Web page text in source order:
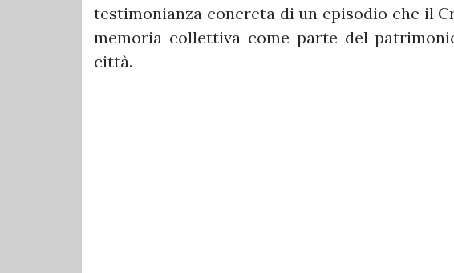
testimonianza concreta di un episodio che il
memoria collettiva come parte del
città.